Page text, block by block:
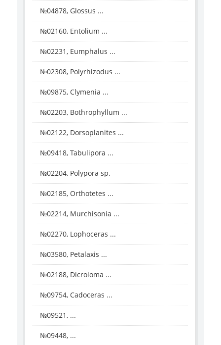
№04878, Glossus ...
№02160, Entolium ...
№02231, Eumphalus ...
№02308, Polyrhizodus ...
№09875, Clymenia ...
№02203, Bothrophyllum ...
№02122, Dorsoplanites ...
№09418, Tabulipora ...
№02204, Polypora sp.
№02185, Orthotetes ...
№02214, Murchisonia ...
№02270, Lophoceras ...
№03580, Petalaxis ...
№02188, Dicroloma ...
№09754, Cadoceras ...
№09521, ...
№09448, ...